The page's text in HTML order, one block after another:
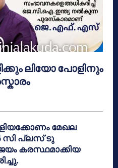
ലിയോ പോളിനും
മേഖല
സി പ്ലസ് ടു
കരസ്ഥമാക്കിയ